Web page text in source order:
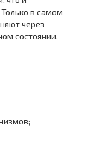
в самом
через
состоянии.